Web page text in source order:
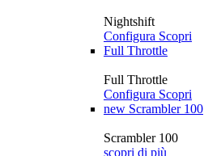
Nightshift
Configura Scopri
Full Throttle
Full Throttle
Configura Scopri
new Scrambler 100
Scrambler 100
scopri di più